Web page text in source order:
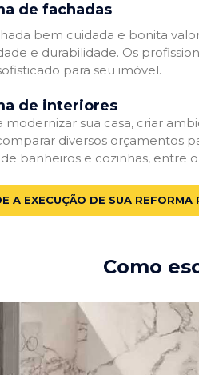
de fachadas
bem cuidada e bonita
e durabilidade. Os
para seu imóvel.
de interiores
modernizar sua casa, criar
diversos orçamentos
banheiros e cozinhas, entre
A EXECUÇÃO DE SUA REFORMA
Como